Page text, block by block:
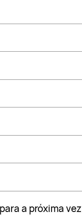
a próxima vez